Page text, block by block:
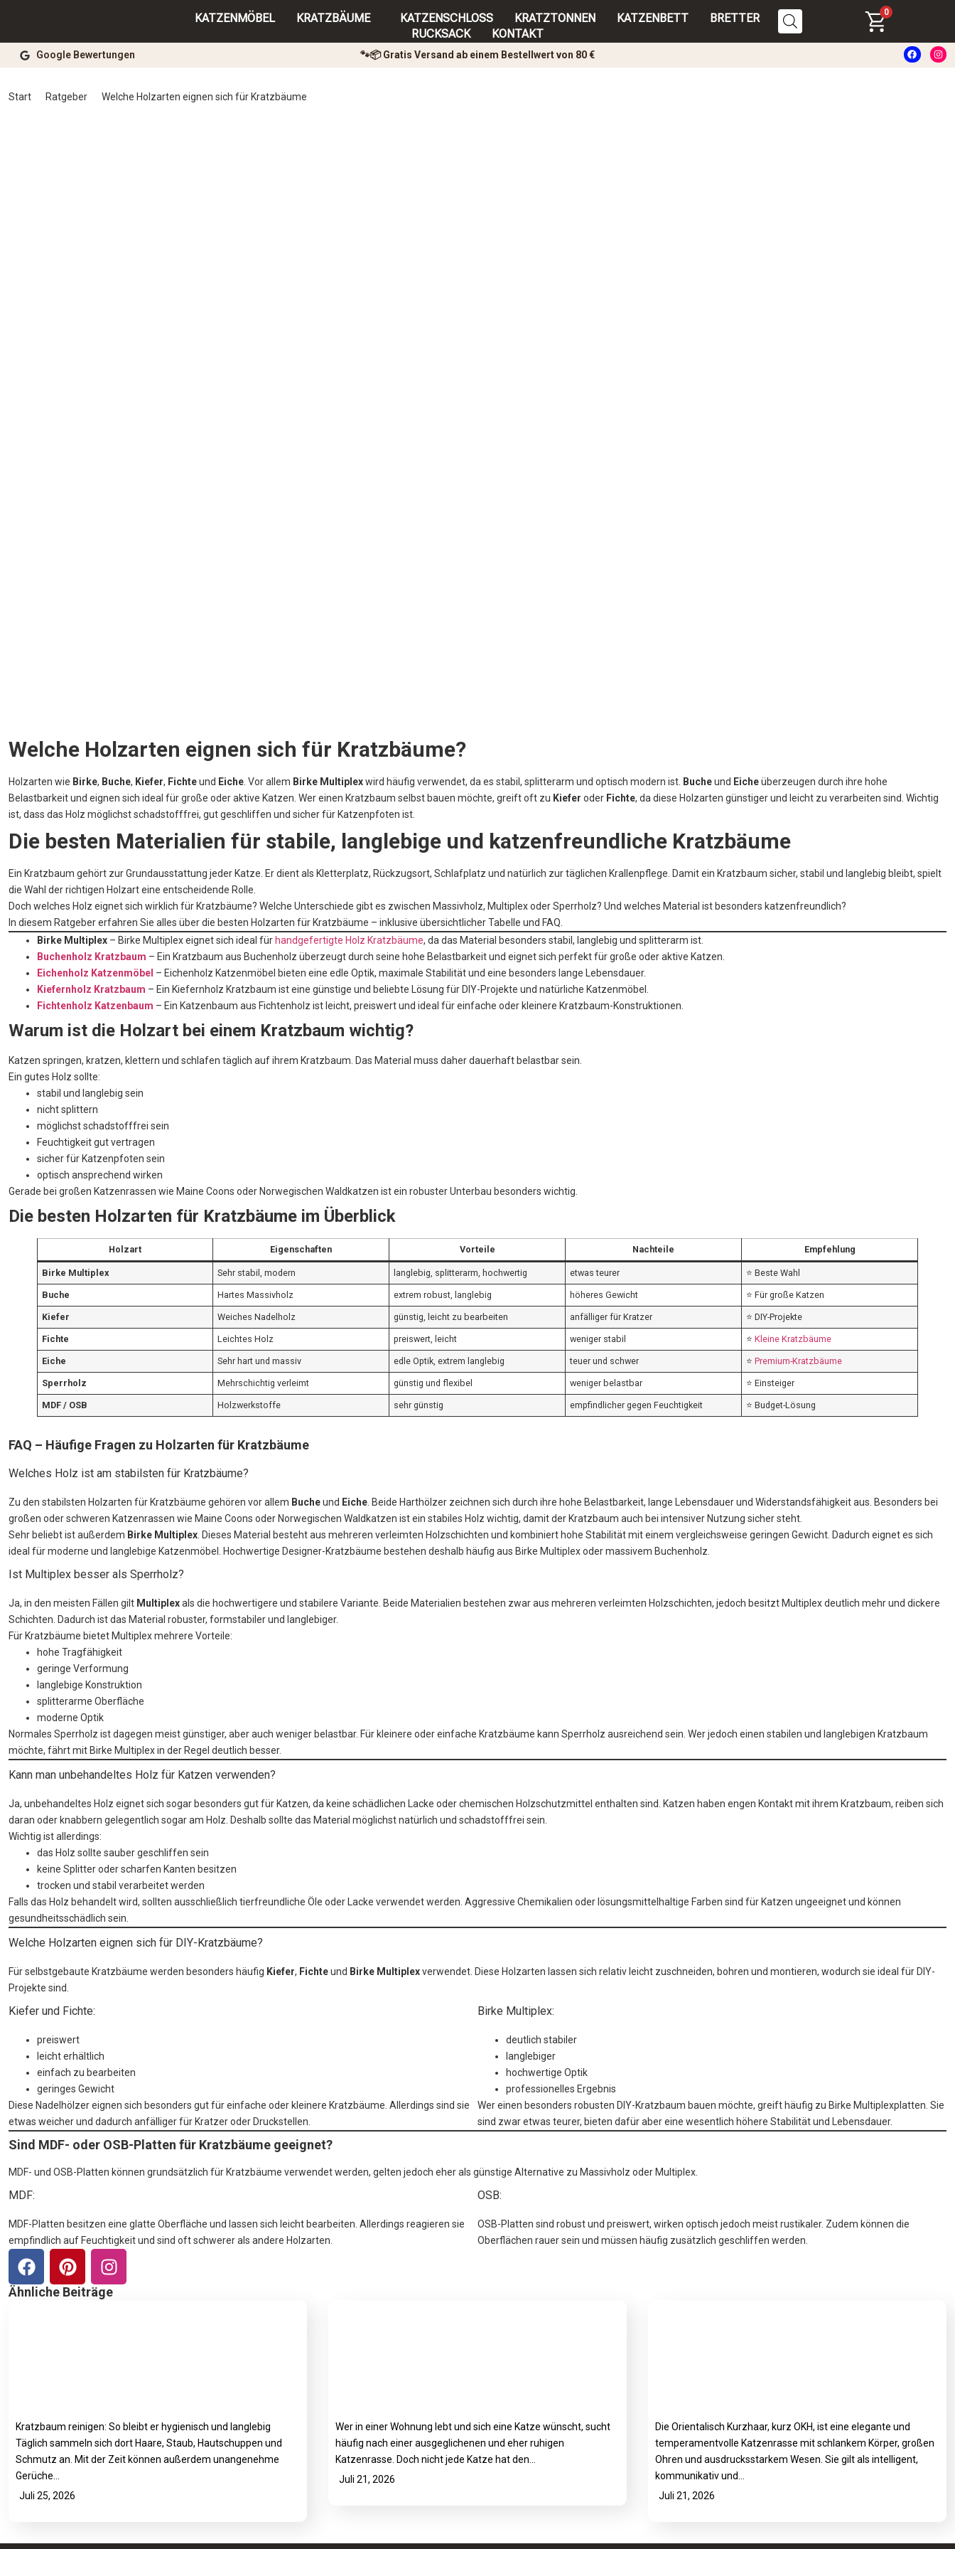
KATZENMÖBEL KRATZBÄUME KATZENSCHLOSS KRATZTONNEN KATZENBETT
BRETTER
RUCKSACK
KONTAKT
0
Google Bewertungen 🐾📦 Gratis Versand ab einem Bestellwert von 80 €
Start Ratgeber Welche Holzarten eignen sich für Kratzbäume
Welche Holzarten eignen sich für Kratzbäume?
Holzarten wie Birke, Buche, Kiefer, Fichteund Eiche . Vor allem Birke Multiplexwird häufig verwendet, da es stabil, splitterarm und optisch modern ist. Bucheund Eicheüberzeugen durch ihre hohe
Belastbarkeit und eignen sich ideal für große oder aktive Katzen. Wer einen Kratzbaum selbst bauen möchte, greift oft zu Kiefer oder Fichte, da diese Holzarten günstiger und leicht zu verarbeiten sind. Wichtig
ist, dass das Holz möglichst schadstofffrei, gut geschliffen und sicher für Katzenpfoten ist.
Die besten Materialien für stabile, langlebige und katzenfreundliche Kratzbäume
Ein Kratzbaum gehört zur Grundausstattung jeder Katze. Er dient als Kletterplatz, Rückzugsort, Schlafplatz und natürlich zur täglichen Krallenpflege. Damit ein Kratzbaum sicher, stabil und langlebig bleibt, spielt
die Wahl der richtigen Holzart eine entscheidende Rolle.
Doch welches Holz eignet sich wirklich für Kratzbäume? Welche Unterschiede gibt es zwischen Massivholz, Multiplex oder Sperrholz? Und welches Material ist besonders katzenfreundlich?
In diesem Ratgeber erfahren Sie alles über die besten Holzarten für Kratzbäume – inklusive übersichtlicher Tabelle und FAQ.
Birke Multiplex – Birke Multiplex eignet sich ideal für handgefertigte Holz Kratzbäume, da das Material besonders stabil, langlebig und splitterarm ist.
Buchenholz Kratzbaum – Ein Kratzbaum aus Buchenholz überzeugt durch seine hohe Belastbarkeit und eignet sich perfekt für große oder aktive Katzen.
Eichenholz Katzenmöbel – Eichenholz Katzenmöbel bieten eine edle Optik, maximale Stabilität und eine besonders lange Lebensdauer.
Kiefernholz Kratzbaum – Ein Kiefernholz Kratzbaum ist eine günstige und beliebte Lösung für DIY-Projekte und natürliche Katzenmöbel.
Fichtenholz Katzenbaum – Ein Katzenbaum aus Fichtenholz ist leicht, preiswert und ideal für einfache oder kleinere Kratzbaum-Konstruktionen.
Warum ist die Holzart bei einem Kratzbaum wichtig?
Katzen springen, kratzen, klettern und schlafen täglich auf ihrem Kratzbaum. Das Material muss daher dauerhaft belastbar sein.
Ein gutes Holz sollte:
stabil und langlebig sein
nicht splittern
möglichst schadstofffrei sein
Feuchtigkeit gut vertragen
sicher für Katzenpfoten sein
optisch ansprechend wirken
Gerade bei großen Katzenrassen wie Maine Coons oder Norwegischen Waldkatzen ist ein robuster Unterbau besonders wichtig.
Die besten Holzarten für Kratzbäume im Überblick
Holzart Eigenschaften Vorteile Nachteile Empfehlung
Birke Multiplex Sehr stabil, modern langlebig, splitterarm, hochwertig etwas teurer ⭐ Beste Wahl
Buche Hartes Massivholz extrem robust, langlebig höheres Gewicht ⭐ Für große Katzen
Kiefer Weiches Nadelholz günstig, leicht zu bearbeiten anfälliger für Kratzer ⭐ DIY-Projekte
Fichte Leichtes Holz preiswert, leicht weniger stabil ⭐Kleine Kratzbäume
Eiche Sehr hart und massiv edle Optik, extrem langlebig teuer und schwer ⭐Premium-Kratzbäume
Sperrholz Mehrschichtig verleimt günstig und flexibel weniger belastbar ⭐ Einsteiger
MDF / OSB Holzwerkstoffe sehr günstig empfindlicher gegen Feuchtigkeit ⭐ Budget-Lösung
FAQ – Häufige Fragen zu Holzarten für Kratzbäume
Welches Holz ist am stabilsten für Kratzbäume?
Zu den stabilsten Holzarten für Kratzbäume gehören vor allem Bucheund Eiche . Beide Harthölzer zeichnen sich durch ihre hohe Belastbarkeit, lange Lebensdauer und Widerstandsfähigkeit aus. Besonders bei
großen oder schweren Katzenrassen wie Maine Coons oder Norwegischen Waldkatzen ist ein stabiles Holz wichtig, damit der Kratzbaum auch bei intensiver Nutzung sicher steht.
Sehr beliebt ist außerdem Birke Multiplex . Dieses Material besteht aus mehreren verleimten Holzschichten und kombiniert hohe Stabilität mit einem vergleichsweise geringen Gewicht. Dadurch eignet es sich
ideal für moderne und langlebige Katzenmöbel. Hochwertige Designer-Kratzbäume bestehen deshalb häufig aus Birke Multiplex oder massivem Buchenholz.
Ist Multiplex besser als Sperrholz?
Ja, in den meisten Fällen gilt Multiplexals die hochwertigere und stabilere Variante. Beide Materialien bestehen zwar aus mehreren verleimten Holzschichten, jedoch besitzt Multiplex deutlich mehr und dickere
Schichten. Dadurch ist das Material robuster, formstabiler und langlebiger.
Für Kratzbäume bietet Multiplex mehrere Vorteile:
hohe Tragfähigkeit
geringe Verformung
langlebige Konstruktion
splitterarme Oberfläche
moderne Optik
Normales Sperrholz ist dagegen meist günstiger, aber auch weniger belastbar. Für kleinere oder einfache Kratzbäume kann Sperrholz ausreichend sein. Wer jedoch einen stabilen und langlebigen Kratzbaum
möchte, fährt mit Birke Multiplex in der Regel deutlich besser.
Kann man unbehandeltes Holz für Katzen verwenden?
Ja, unbehandeltes Holz eignet sich sogar besonders gut für Katzen, da keine schädlichen Lacke oder chemischen Holzschutzmittel enthalten sind. Katzen haben engen Kontakt mit ihrem Kratzbaum, reiben sich
daran oder knabbern gelegentlich sogar am Holz. Deshalb sollte das Material möglichst natürlich und schadstofffrei sein.
Wichtig ist allerdings:
das Holz sollte sauber geschliffen sein
keine Splitter oder scharfen Kanten besitzen
trocken und stabil verarbeitet werden
Falls das Holz behandelt wird, sollten ausschließlich tierfreundliche Öle oder Lacke verwendet werden. Aggressive Chemikalien oder lösungsmittelhaltige Farben sind für Katzen ungeeignet und können
gesundheitsschädlich sein.
Welche Holzarten eignen sich für DIY-Kratzbäume?
Für selbstgebaute Kratzbäume werden besonders häufig Kiefer, Fichteund Birke Multiplexverwendet. Diese Holzarten lassen sich relativ leicht zuschneiden, bohren und montieren, wodurch sie ideal für DIY-
Projekte sind.
Kiefer und Fichte:
preiswert
leicht erhältlich
einfach zu bearbeiten
geringes Gewicht
Diese Nadelhölzer eignen sich besonders gut für einfache oder kleinere Kratzbäume. Allerdings sind sie
etwas weicher und dadurch anfälliger für Kratzer oder Druckstellen.
Birke Multiplex:
deutlich stabiler
langlebiger
hochwertige Optik
professionelles Ergebnis
Wer einen besonders robusten DIY-Kratzbaum bauen möchte, greift häufig zu Birke Multiplexplatten. Sie
sind zwar etwas teurer, bieten dafür aber eine wesentlich höhere Stabilität und Lebensdauer.
Sind MDF- oder OSB-Platten für Kratzbäume geeignet?
MDF- und OSB-Platten können grundsätzlich für Kratzbäume verwendet werden, gelten jedoch eher als günstige Alternative zu Massivholz oder Multiplex.
MDF:
MDF-Platten besitzen eine glatte Oberfläche und lassen sich leicht bearbeiten. Allerdings reagieren sie
empfindlich auf Feuchtigkeit und sind oft schwerer als andere Holzarten.
OSB:
OSB-Platten sind robust und preiswert, wirken optisch jedoch meist rustikaler. Zudem können die
Oberflächen rauer sein und müssen häufig zusätzlich geschliffen werden.
Ähnliche Beiträge
Kratzbaum reinigen: So bleibt er hygienisch und langlebig
Täglich sammeln sich dort Haare, Staub, Hautschuppen und
Schmutz an. Mit der Zeit können außerdem unangenehme
Gerüche…
Juli 25, 2026
Wer in einer Wohnung lebt und sich eine Katze wünscht, sucht
häufig nach einer ausgeglichenen und eher ruhigen
Katzenrasse. Doch nicht jede Katze hat den…
Juli 21, 2026
Die Orientalisch Kurzhaar, kurz OKH, ist eine elegante und
temperamentvolle Katzenrasse mit schlankem Körper, großen
Ohren und ausdrucksstarkem Wesen. Sie gilt als intelligent,
kommunikativ und…
Juli 21, 2026